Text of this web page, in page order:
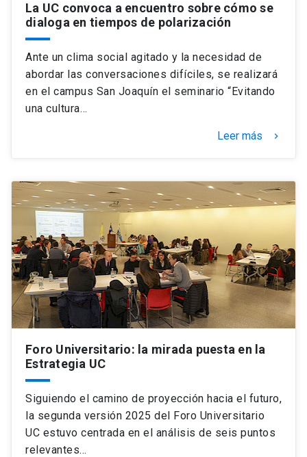
La UC convoca a encuentro sobre cómo se
dialoga en tiempos de polarización
Ante un clima social agitado y la necesidad de
abordar las conversaciones difíciles, se realizará
en el campus San Joaquín el seminario “Evitando
una cultura…
Leer más keyboard_arrow_right
Foro Universitario: la mirada puesta en la
Estrategia UC
Siguiendo el camino de proyección hacia el futuro,
la segunda versión 2025 del Foro Universitario
UC estuvo centrada en el análisis de seis puntos
relevantes…